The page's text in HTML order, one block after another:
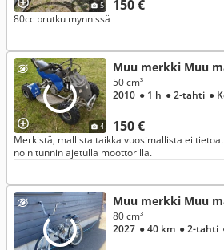
5 150 €
80cc prutku mynnissä
4
Muu merkki Muu
150 €
50 cm³
2010 ● 1 h ● 2-tahti ●
Merkistä, mallista taikka vuosimallista ei
noin tunnin ajetulla moottorilla.
Muu merkki Muu
80 cm³
2027 ● 40 km ● 2-tahti